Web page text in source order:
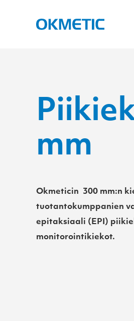
mm
Okmeticin 300 mm:n
tuotantokumppanien
epitaksiaali (EPI)
monitorointikiekot.